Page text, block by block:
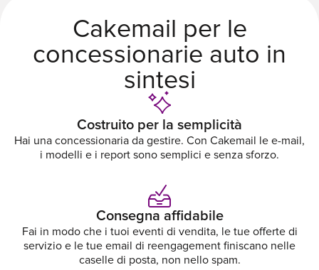
Cakemail per le
concessionarie auto in
sintesi
Costruito per la semplicità
Hai una concessionaria da gestire. Con Cakemail le e-mail,
i modelli e i report sono semplici e senza sforzo.
Consegna affidabile
Fai in modo che i tuoi eventi di vendita, le tue offerte di
servizio e le tue email di reengagement finiscano nelle
caselle di posta, non nello spam.